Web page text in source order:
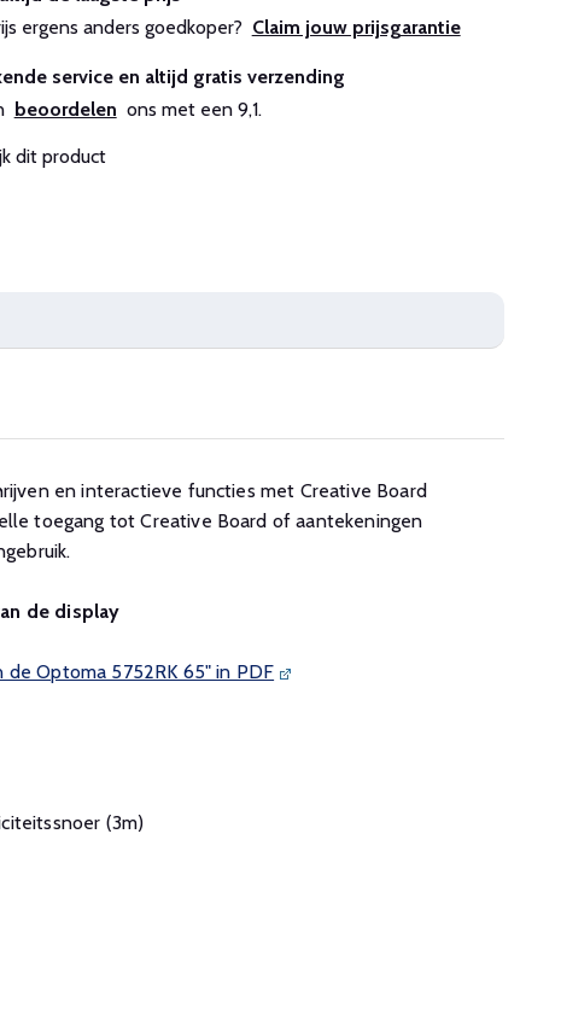
ergens anders goedkoper? Claim jouw prijsgarantie
service en altijd gratis verzending
beoordelen ons met een 9,1.
dit product
en interactieve functies met Creative Board
toegang tot Creative Board of aantekeningen
de display
Optoma 5752RK 65" in PDF
(3m)